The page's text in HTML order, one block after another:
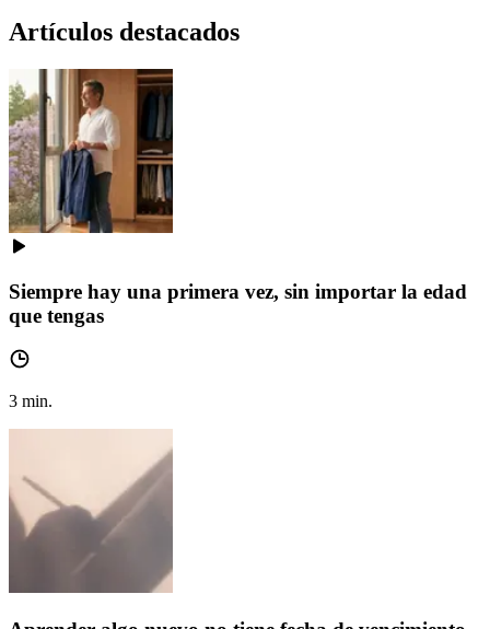
Artículos destacados
Siempre hay una primera vez, sin importar la edad
que tengas
3 min.